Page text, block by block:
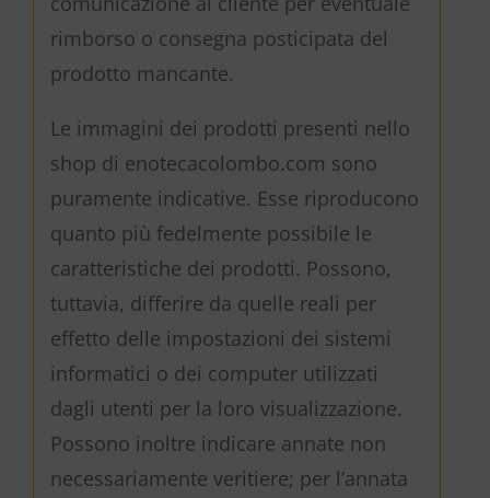
rimborso o consegna posticipata del
prodotto mancante.
Le immagini dei prodotti presenti nello
shop di enotecacolombo.com sono
puramente indicative. Esse riproducono
quanto più fedelmente possibile le
caratteristiche dei prodotti. Possono,
tuttavia, differire da quelle reali per
effetto delle impostazioni dei sistemi
informatici o dei computer utilizzati
dagli utenti per la loro visualizzazione.
Possono inoltre indicare annate non
necessariamente veritiere; per l’annata